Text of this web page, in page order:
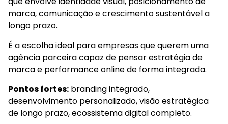
marca, comunicação e crescimento sustentável a
longo prazo.
É a escolha ideal para empresas que querem uma
agência parceira capaz de pensar estratégia de
marca e performance online de forma integrada.
Pontos fortes: branding integrado,
desenvolvimento personalizado, visão estratégica
de longo prazo, ecossistema digital completo.